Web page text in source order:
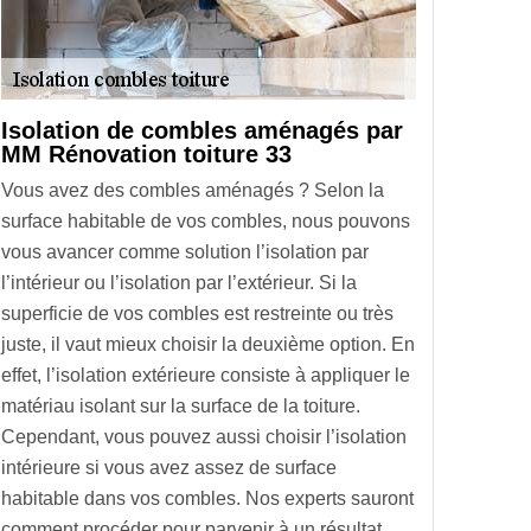
Isolation de combles aménagés par
MM Rénovation toiture 33
Vous avez des combles aménagés ? Selon la
surface habitable de vos combles, nous pouvons
vous avancer comme solution l’isolation par
l’intérieur ou l’isolation par l’extérieur. Si la
superficie de vos combles est restreinte ou très
juste, il vaut mieux choisir la deuxième option. En
effet, l’isolation extérieure consiste à appliquer le
matériau isolant sur la surface de la toiture.
Cependant, vous pouvez aussi choisir l’isolation
intérieure si vous avez assez de surface
habitable dans vos combles. Nos experts sauront